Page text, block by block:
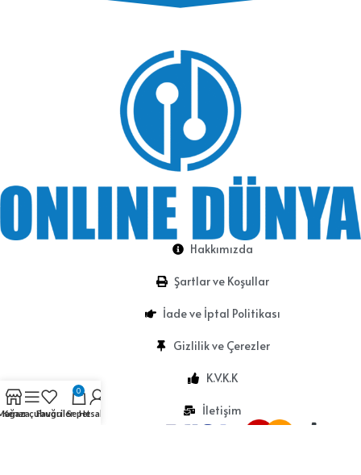
Hakkımızda
Şartlar ve Koşullar
İade ve İptal Politikası
Gizlilik ve Çerezler
K.V.K.K
İletişim
Kenar çubuğu
Favoriler
0
SepetHesabım